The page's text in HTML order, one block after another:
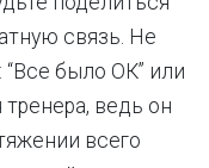
связь. Не
было ОК” или
ведь он
всего